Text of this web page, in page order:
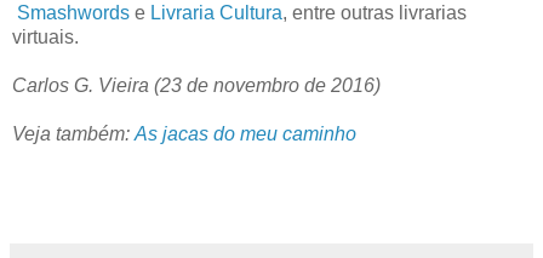
Smashwords e Livraria Cultura, entre outras livrarias
virtuais.
Carlos G. Vieira (23 de novembro de 2016)
Veja também: As jacas do meu caminho